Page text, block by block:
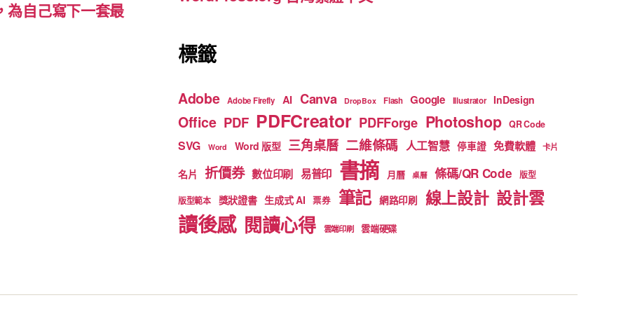
為自己寫下一套最
標籤
Adobe Adobe Firefly AI Canva DropBox Flash Google Illustrator InDesign
Office PDF PDFCreator PDFForge Photoshop QR Code
SVG Word Word 版型 三角桌曆 二維條碼 人工智慧 停車證 免費軟體 卡片
名片 折價券 數位印刷 易普印 書摘 月曆 桌曆 條碼/QR Code 版型
版型範本 獎狀證書 生成式 AI 票券 筆記 網路印刷 線上設計 設計雲
讀後感 閱讀心得 雲端印刷 雲端硬碟